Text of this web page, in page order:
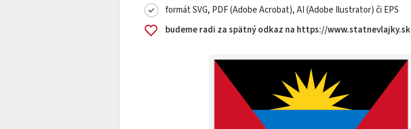
formát SVG, PDF (Adobe Acrobat), AI (Adobe Ilustrator) či EPS
budeme radi za spätný odkaz na https://www.statnevlajky.sk